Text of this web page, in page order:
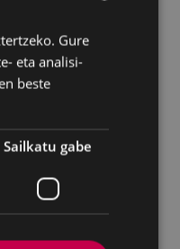
BASQUE
SPANISH
Gure
eta analisi-
beste
Sailkatu gabe